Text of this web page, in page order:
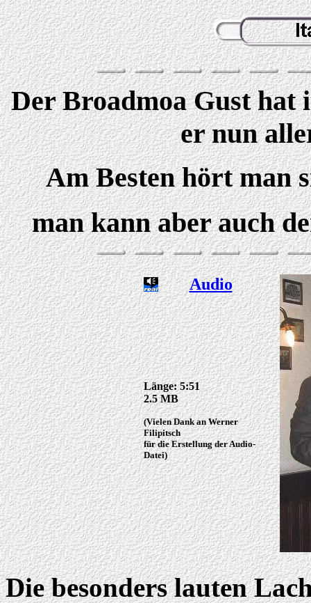
Der Broadmoa Gust hat
er nun
Am Besten hört man
man kann aber auch
Audio
Länge: 5:51
2.5 MB
(Vielen Dank an Werner
Filipitsch
für die Erstellung der Audio-
Datei)
Die besonders lauten